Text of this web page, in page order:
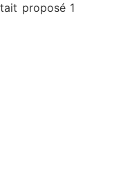
proposé 1